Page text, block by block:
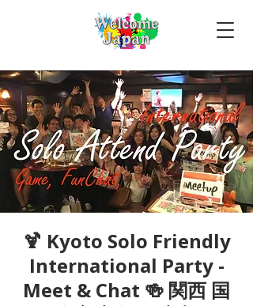
🍹 Kyoto Solo Friendly
International Party -
Meet & Chat 🍻 関西 国